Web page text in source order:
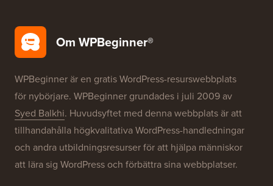
Om WPBeginner®
WPBeginner är en gratis WordPress-resurswebbplats
för nybörjare. WPBeginner grundades i juli 2009 av
Syed Balkhi. Huvudsyftet med denna webbplats är att
tillhandahålla högkvalitativa WordPress-handledningar
och andra utbildningsresurser för att hjälpa människor
att lära sig WordPress och förbättra sina webbplatser.